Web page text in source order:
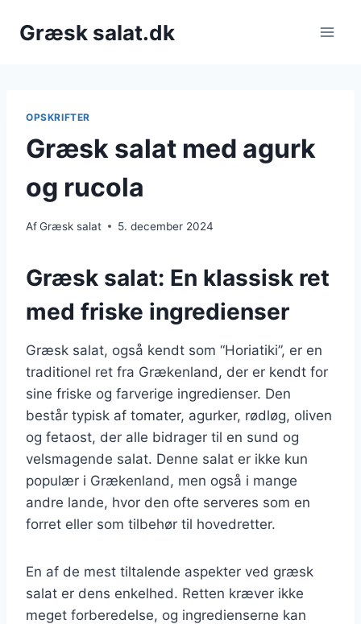
Græsk salat.dk
OPSKRIFTER
Græsk salat med agurk
og rucola
AfGræsk salat 5. december 2024
Græsk salat: En klassisk ret
med friske ingredienser
Græsk salat, også kendt som “Horiatiki”, er en
traditionel ret fra Grækenland, der er kendt for
sine friske og farverige ingredienser. Den
består typisk af tomater, agurker, rødløg, oliven
og fetaost, der alle bidrager til en sund og
velsmagende salat. Denne salat er ikke kun
populær i Grækenland, men også i mange
andre lande, hvor den ofte serveres som en
forret eller som tilbehør til hovedretter.
En af de mest tiltalende aspekter ved græsk
salat er dens enkelhed. Retten kræver ikke
meget forberedelse, og ingredienserne kan